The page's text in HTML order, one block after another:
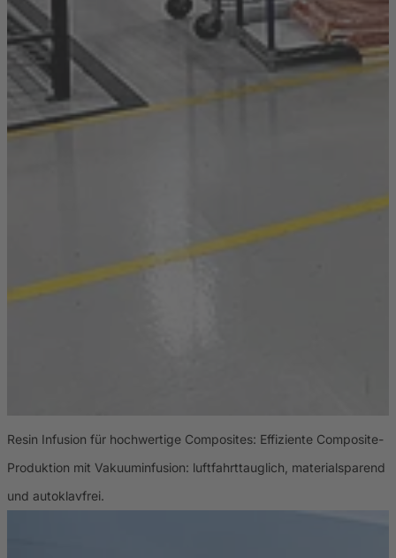
Resin Infusion für hochwertige Composites: Effiziente Composite-
Produktion mit Vakuuminfusion: luftfahrttauglich, materialsparend
und autoklavfrei.